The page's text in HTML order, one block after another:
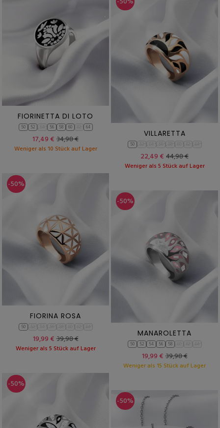
FIORINETTA DI LOTO
50 52 56 58 60 64
17,49 € 34,98 €
Weniger als 10 Stück auf Lager
VILLARETTA
50
22,49 € 44,98 €
Weniger als 5 Stück auf Lager
-50%
FIORINA ROSA
50
19,99 €39,98 €
Weniger als 5 Stück auf Lager
-50%
MANAROLETTA
50 52 54 56 58
19,99 €39,98 €
Weniger als 15 Stück auf Lager
-50%
-50%